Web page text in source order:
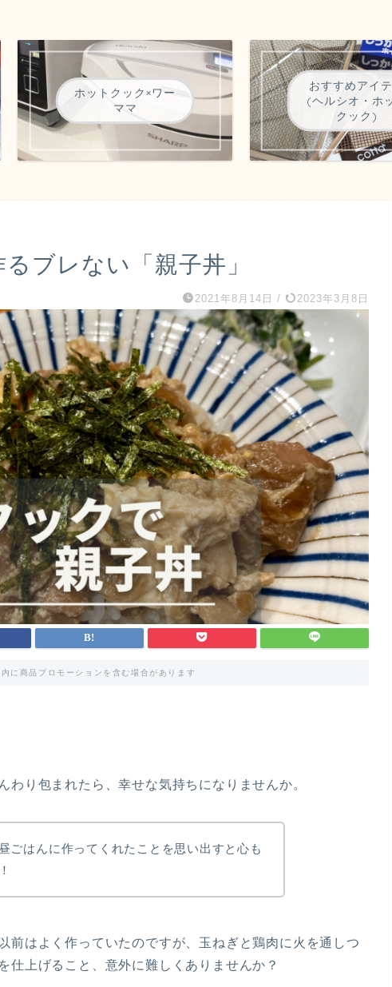
ホットクック×ワー
ママ
おすすめアイ
(ヘルシオ・ホ
クック)
ブレない「親子丼」
2021年8月14日 / 2023年3月8日
に商品プロモーションを含む場合があります
わり包まれたら、幸せな気持ちになりませんか。
ごはんに作ってくれたことを思い出すと心も
前はよく作っていたのですが、玉ねぎと鶏肉に火を通しつ
仕上げること、意外に難しくありませんか？